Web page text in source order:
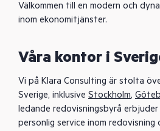
Välkommen till en modern och
inom ekonomitjänster.
Våra kontor i
Vi på Klara Consulting är stolta
Sverige, inklusive Stockholm,
ledande redovisningsbyrå
personlig service inom redovisning